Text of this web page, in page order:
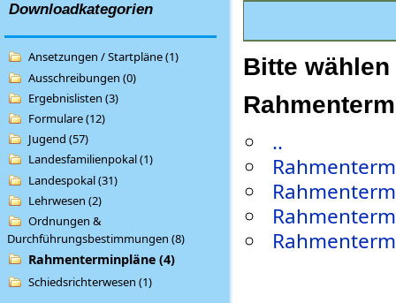
Bitte
..
Downloadkategorien
Ansetzungen / Startpläne (1)
Ausschreibungen (0)
Ergebnislisten (3)
Formulare (12)
Jugend (57)
Landesfamilienpokal (1)
Landespokal (31)
Lehrwesen (2)
Ordnungen &
Durchführungsbestimmungen (8)
Rahmenterminpläne (4)
Schiedsrichterwesen (1)